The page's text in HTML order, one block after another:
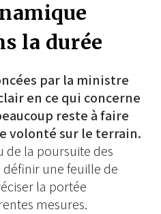
la durée
par la ministre
en ce qui concerne
reste à faire
volonté sur le terrain.
de la poursuite des
définir une feuille de
la portée
mesures.